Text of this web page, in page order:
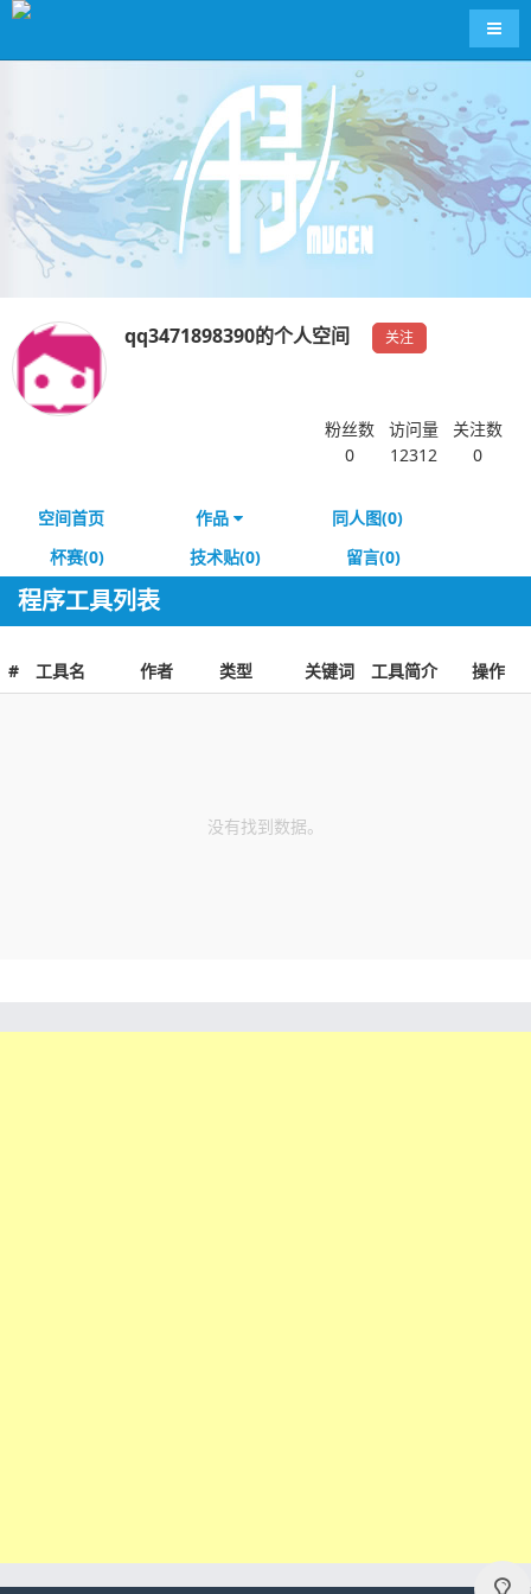
导航
qq3471898390的个人空间 关注
粉丝数
0
访问量
12312
关注数
0
空间首页 作品
同人图(0)
杯赛(0)
技术贴(0) 留言(0)
程序工具列表
# 工具名 作者 类型 关键词 工具简介 操作
没有找到数据。